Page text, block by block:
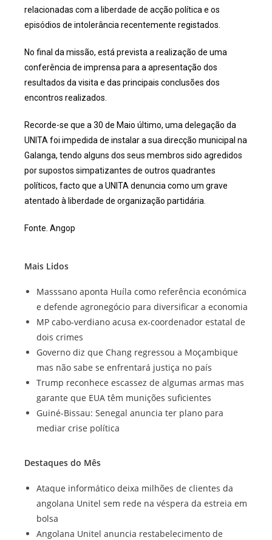
relacionadas com a liberdade de acção política e os
episódios de intolerância recentemente registados.
No final da missão, está prevista a realização de uma
conferência de imprensa para a apresentação dos
resultados da visita e das principais conclusões dos
encontros realizados.
Recorde-se que a 30 de Maio último, uma delegação da
UNITA foi impedida de instalar a sua direcção municipal na
Galanga, tendo alguns dos seus membros sido agredidos
por supostos simpatizantes de outros quadrantes
políticos, facto que a UNITA denuncia como um grave
atentado à liberdade de organização partidária.
Fonte. Angop
Mais Lidos
Masssano aponta Huíla como referência económica
e defende agronegócio para diversificar a economia
MP cabo-verdiano acusa ex-coordenador estatal de
dois crimes
Governo diz que Chang regressou a Moçambique
mas não sabe se enfrentará justiça no país
Trump reconhece escassez de algumas armas mas
garante que EUA têm munições suficientes
Guiné-Bissau: Senegal anuncia ter plano para
mediar crise política
Destaques do Mês
Ataque informático deixa milhões de clientes da
angolana Unitel sem rede na véspera da estreia em
bolsa
Angolana Unitel anuncia restabelecimento de